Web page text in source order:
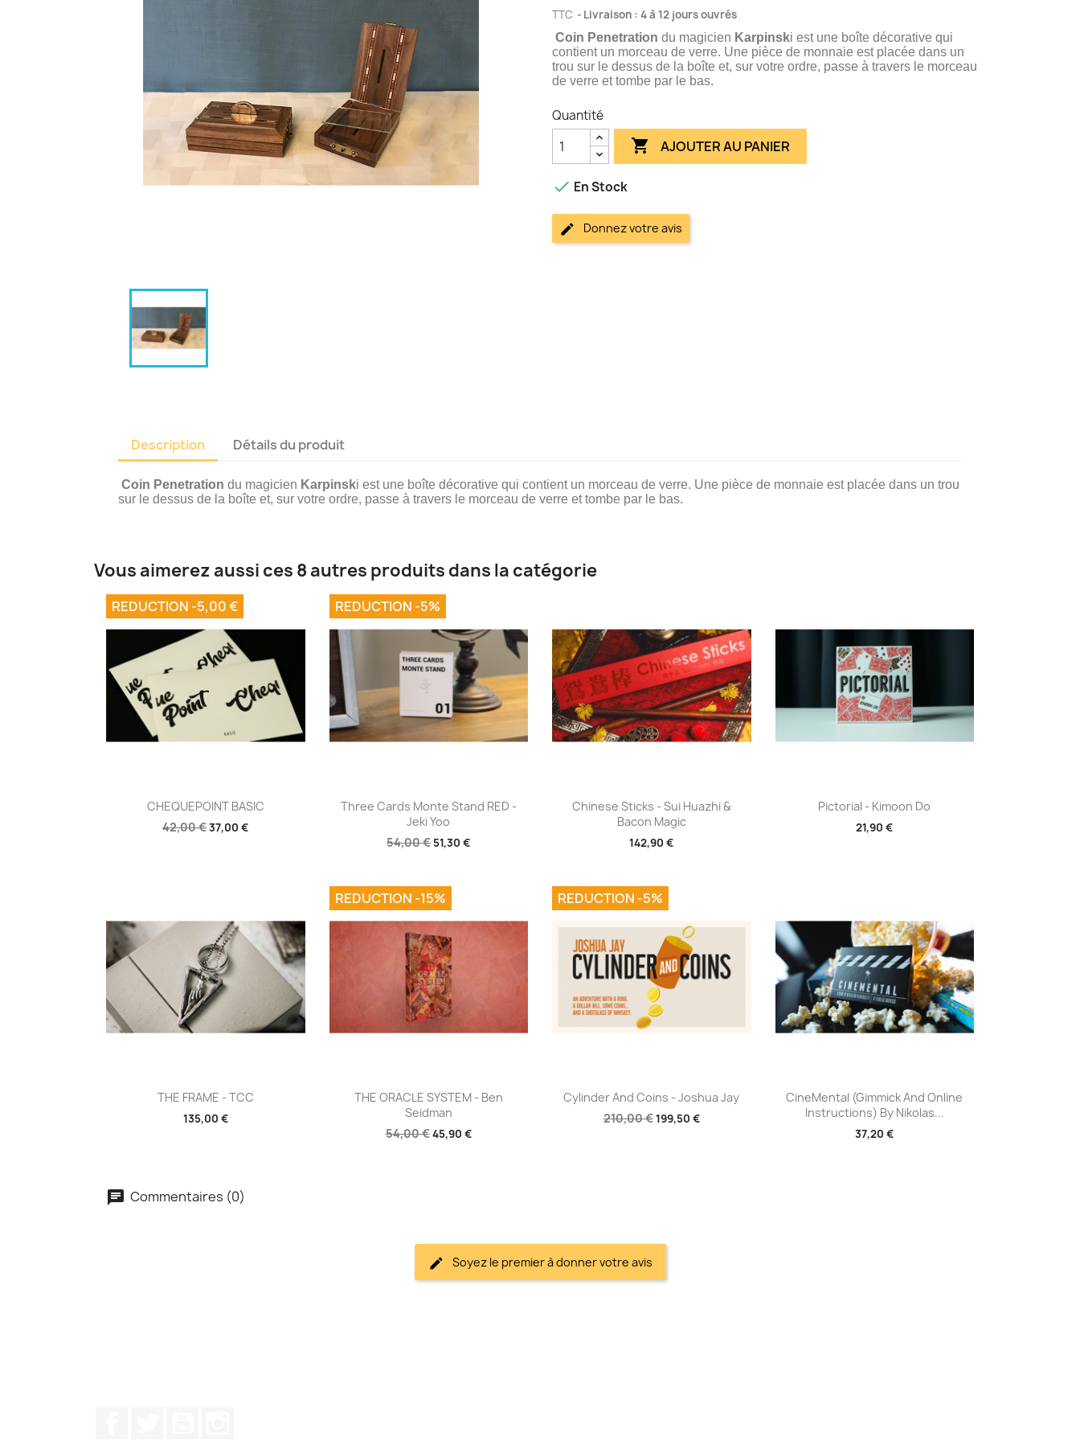
TTC Livraison : 4 à 12 jours ouvrés
Coin Penetration du magicien Karpinski est une boîte décorative qui
contient un morceau de verre. Une pièce de monnaie est placée dans un
trou sur le dessus de la boîte et, sur votre ordre, passe à travers le morceau
de verre et tombe par le bas.
Quantité
 AJOUTER AU PANIER
 En Stock
Donnez votre avis
Description Détails du produit
Coin Penetration du magicien Karpinski est une boîte décorative qui contient un morceau de verre. Une pièce de monnaie est placée dans un trou
sur le dessus de la boîte et, sur votre ordre, passe à travers le morceau de verre et tombe par le bas.
Vous aimerez aussi ces 8 autres produits dans la catégorie
Aperçu rapide
CHEQUEPOINT BASIC
42,00 €37,00 €
REDUCTION -5,00 €
Aperçu rapide
Three Cards Monte Stand RED -
Jeki Yoo
54,00 € 51,30 €
REDUCTION -5%
Aperçu rapide
Chinese Sticks - Sui Huazhi &
Bacon Magic
142,90 €
Aperçu rapide
Pictorial - Kimoon Do
21,90 €
Aperçu rapide
THE FRAME - TCC
135,00 €
Aperçu rapide
THE ORACLE SYSTEM - Ben
Seidman
54,00 €45,90 €
REDUCTION -15%
Aperçu rapide
Cylinder And Coins - Joshua Jay
210,00 €199,50 €
REDUCTION -5%
Aperçu rapide
CineMental (Gimmick And Online
Instructions) By Nikolas...
37,20 €
Commentaires (0)
Soyez le premier à donner votre avis